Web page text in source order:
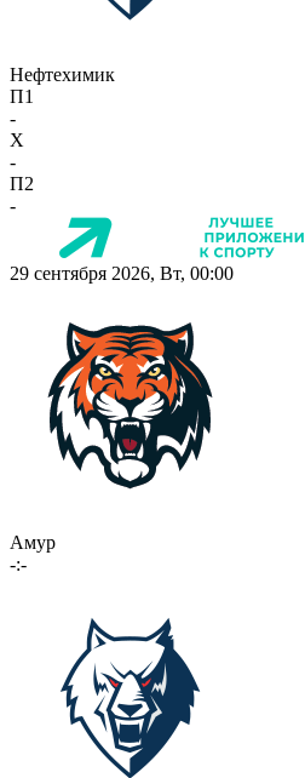
Нефтехимик
П1
-
X
-
П2
-
29 сентября 2026, Вт, 00:00
Амур
-:-